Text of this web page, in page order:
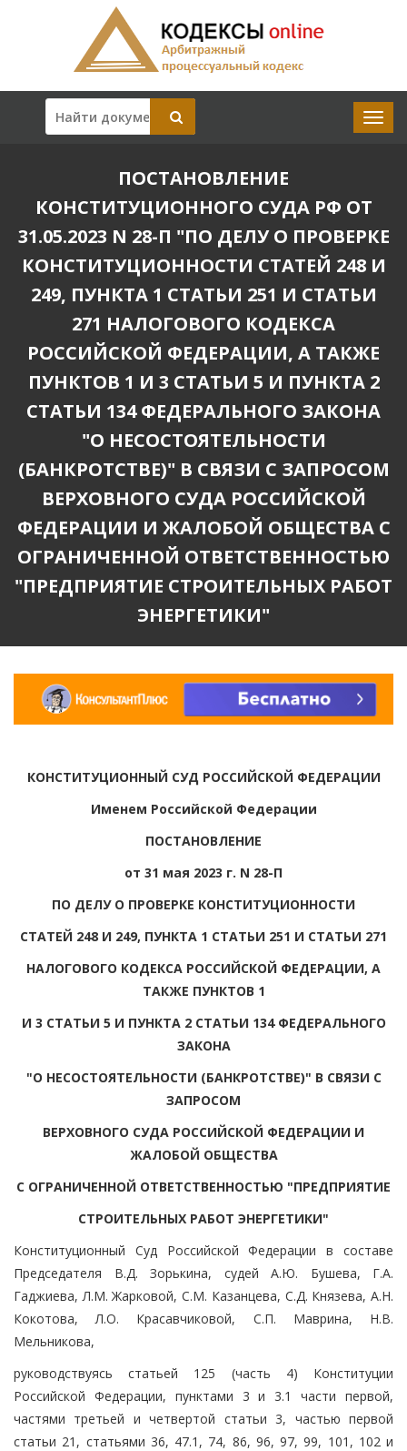
ПОСТАНОВЛЕНИЕ
КОНСТИТУЦИОННОГО СУДА РФ ОТ
31.05.2023 N 28-П "ПО ДЕЛУ О ПРОВЕРКЕ
КОНСТИТУЦИОННОСТИ СТАТЕЙ 248 И
249, ПУНКТА 1 СТАТЬИ 251 И СТАТЬИ
271 НАЛОГОВОГО КОДЕКСА
РОССИЙСКОЙ ФЕДЕРАЦИИ, А ТАКЖЕ
ПУНКТОВ 1 И 3 СТАТЬИ 5 И ПУНКТА 2
СТАТЬИ 134 ФЕДЕРАЛЬНОГО ЗАКОНА
"О НЕСОСТОЯТЕЛЬНОСТИ
(БАНКРОТСТВЕ)" В СВЯЗИ С ЗАПРОСОМ
ВЕРХОВНОГО СУДА РОССИЙСКОЙ
ФЕДЕРАЦИИ И ЖАЛОБОЙ ОБЩЕСТВА С
ОГРАНИЧЕННОЙ ОТВЕТСТВЕННОСТЬЮ
"ПРЕДПРИЯТИЕ СТРОИТЕЛЬНЫХ РАБОТ
ЭНЕРГЕТИКИ"
КОНСТИТУЦИОННЫЙ СУД РОССИЙСКОЙ ФЕДЕРАЦИИ
Именем Российской Федерации
ПОСТАНОВЛЕНИЕ
от 31 мая 2023 г. N 28-П
ПО ДЕЛУ О ПРОВЕРКЕ КОНСТИТУЦИОННОСТИ
СТАТЕЙ 248 И 249, ПУНКТА 1 СТАТЬИ 251 И СТАТЬИ 271
НАЛОГОВОГО КОДЕКСА РОССИЙСКОЙ ФЕДЕРАЦИИ, А
ТАКЖЕ ПУНКТОВ 1
И 3 СТАТЬИ 5 И ПУНКТА 2 СТАТЬИ 134 ФЕДЕРАЛЬНОГО
ЗАКОНА
"О НЕСОСТОЯТЕЛЬНОСТИ (БАНКРОТСТВЕ)" В СВЯЗИ С
ЗАПРОСОМ
ВЕРХОВНОГО СУДА РОССИЙСКОЙ ФЕДЕРАЦИИ И
ЖАЛОБОЙ ОБЩЕСТВА
С ОГРАНИЧЕННОЙ ОТВЕТСТВЕННОСТЬЮ "ПРЕДПРИЯТИЕ
СТРОИТЕЛЬНЫХ РАБОТ ЭНЕРГЕТИКИ"
Конституционный Суд Российской Федерации в составе
Председателя В.Д. Зорькина, судей А.Ю. Бушева, Г.А.
Гаджиева, Л.М. Жарковой, С.М. Казанцева, С.Д. Князева, А.Н.
Кокотова, Л.О. Красавчиковой, С.П. Маврина, Н.В.
Мельникова,
руководствуясь статьей 125 (часть 4) Конституции
Российской Федерации, пунктами 3 и 3.1 части первой,
частями третьей и четвертой статьи 3, частью первой
статьи 21, статьями 36, 47.1, 74, 86, 96, 97, 99, 101, 102 и